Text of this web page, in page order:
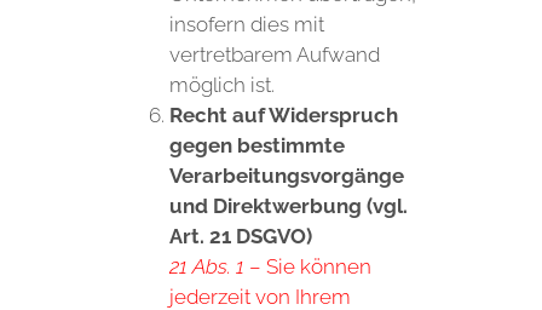
insofern dies mit
vertretbarem Aufwand
möglich ist.
Recht auf Widerspruch
gegen bestimmte
Verarbeitungsvorgänge
und Direktwerbung (vgl.
Art. 21 DSGVO)
21 Abs. 1 – Sie können
jederzeit von Ihrem